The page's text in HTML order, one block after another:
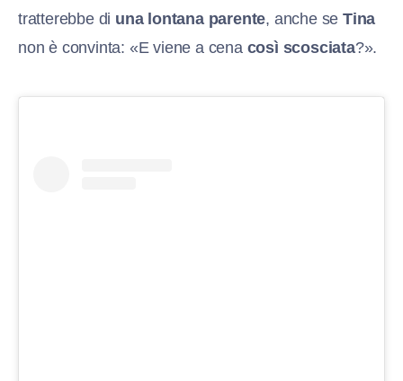
tratterebbe di una lontana parente, anche seTina
non è convinta: «E viene a cena così scosciata?».